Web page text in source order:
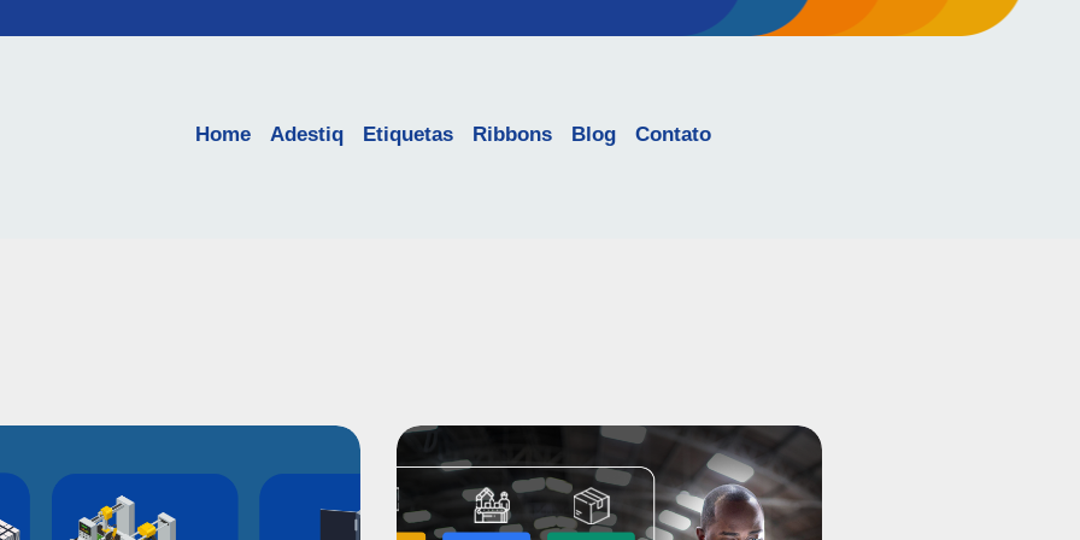
Home Adestiq Etiquetas Ribbons Blog Contato